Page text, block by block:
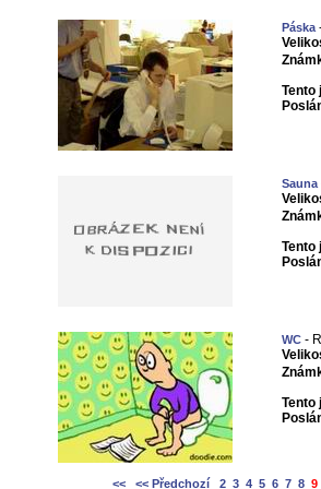
Páska
Tento
Sauna
Tento
WC-
Tento
<< << Předchozí 2 3 4 5 6 7 8 9